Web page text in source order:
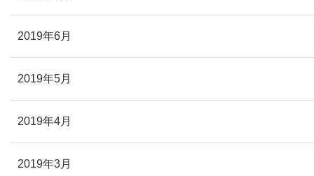
2019年6月
2019年5月
2019年4月
2019年3月